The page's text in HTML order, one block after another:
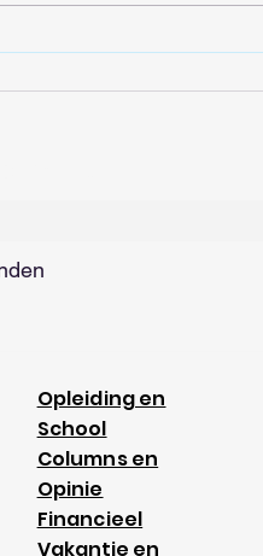
Opleiding en
School
Columns en
Opinie
Financieel
Vakantie en